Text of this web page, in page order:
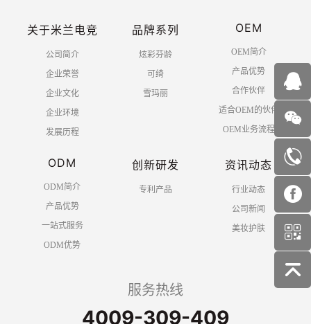
关于米兰电竞
公司简介
企业荣誉
企业文化
企业环境
发展历程
品牌系列
炫彩芬龄
可绮
雪玛丽
OEM
OEM简介
产品优势
合作伙伴
适合OEM的伙伴
OEM业务流程
ODM
ODM简介
产品优势
一站式服务
ODM优势
创新研发
专利产品
资讯动态
行业动态
公司新闻
美妆护肤
服务热线
4009-309-409